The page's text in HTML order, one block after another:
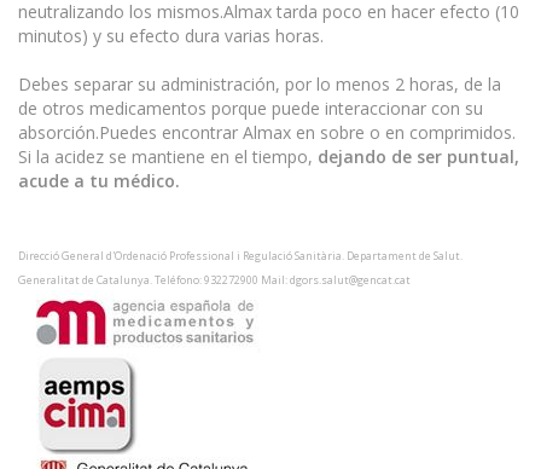
neutralizando los mismos.Almax tarda poco en hacer efecto (10
minutos) y su efecto dura varias horas.
Debes separar su administración, por lo menos 2 horas, de la
de otros medicamentos porque puede interaccionar con su
absorción.Puedes encontrar Almax en sobre o en comprimidos.
Si la acidez se mantiene en el tiempo, dejando de ser puntual,
acude a tu médico.
Direcció General d'Ordenació Professional i Regulació Sanitària. Departament de Salut.
Generalitat de Catalunya. Teléfono: 932272900 Mail: dgors.salut@gencat.cat